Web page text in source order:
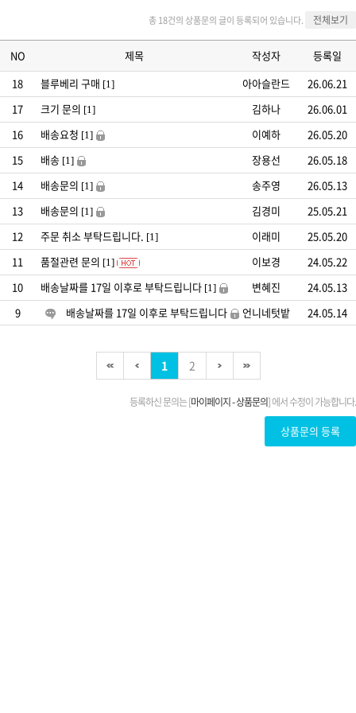
총 18건의 상품문의 글이 등록되어 있습니다. 전체보기
NO 제목 작성자
등록일
18
블루베리 구매 [1] 아아슬란드
26.06.21
17
크기 문의 [1] 김하나
26.06.01
16
배송요청 [1] 이예하
26.05.20
15
배송 [1] 장용선
26.05.18
14
배송문의 [1] 송주영
26.05.13
13
배송문의 [1] 김경미
25.05.21
12
주문 취소 부탁드립니다. [1] 이래미
25.05.20
11
품절관련 문의 [1] 이보경
24.05.22
10
배송날짜를 17일 이후로 부탁드립니다 [1] 변혜진
24.05.13
9
배송날짜를 17일 이후로 부탁드립니다 언니네텃밭 24.05.14
1 2
등록하신 문의는 [마이페이지 - 상품문의] 에서 수정이 가능합니다.
상품문의 등록